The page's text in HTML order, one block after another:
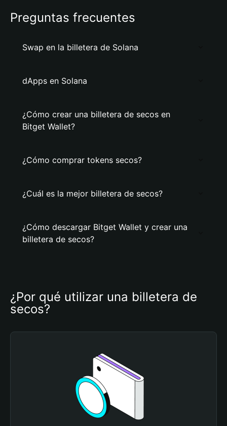
Preguntas frecuentes
Swap en la billetera de Solana
dApps en Solana
¿Cómo crear una billetera de secos en
Bitget Wallet?
¿Cómo comprar tokens secos?
¿Cuál es la mejor billetera de secos?
¿Cómo descargar Bitget Wallet y crear una
billetera de secos?
¿Por qué utilizar una billetera de
secos?